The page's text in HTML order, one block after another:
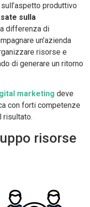
produttivo
sulla
differenza di
un’azienda
risorse e
di generare un ritorno
marketing deve
con forti competenze
risultato.
risorse